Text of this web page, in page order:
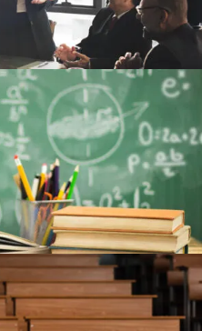
BY UXCREATIVE
BY UXCREATIVE